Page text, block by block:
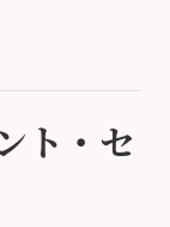
ト・セ